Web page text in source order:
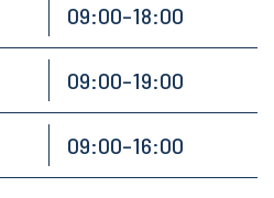
09:00-18:00
09:00-19:00
09:00-16:00